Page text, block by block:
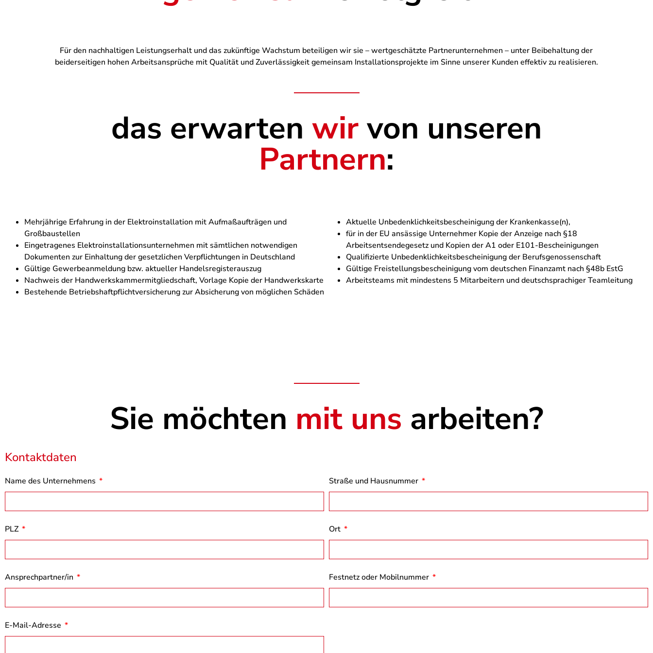
Für den nachhaltigen Leistungserhalt und das zukünftige Wachstum beteiligen wir sie – wertgeschätzte Partnerunternehmen – unter Beibehaltung der
beiderseitigen hohen Arbeitsansprüche mit Qualität und Zuverlässigkeit gemeinsam Installationsprojekte im Sinne unserer Kunden effektiv zu realisieren.
das erwarten wirvon unseren
Partnern:
Mehrjährige Erfahrung in der Elektroinstallation mit Aufmaßaufträgen und
Großbaustellen
Eingetragenes Elektroinstallationsunternehmen mit sämtlichen notwendigen
Dokumenten zur Einhaltung der gesetzlichen Verpflichtungen in Deutschland
Gültige Gewerbeanmeldung bzw. aktueller Handelsregisterauszug
Nachweis der Handwerkskammermitgliedschaft, Vorlage Kopie der Handwerkskarte
Bestehende Betriebshaftpflichtversicherung zur Absicherung von möglichen Schäden
Aktuelle Unbedenklichkeitsbescheinigung der Krankenkasse(n),
für in der EU ansässige Unternehmer Kopie der Anzeige nach §18
Arbeitsentsendegesetz und Kopien der A1 oder E101-Bescheinigungen
Qualifizierte Unbedenklichkeitsbescheinigung der Berufsgenossenschaft
Gültige Freistellungsbescheinigung vom deutschen Finanzamt nach §48b EstG
Arbeitsteams mit mindestens 5 Mitarbeitern und deutschsprachiger Teamleitung
Sie möchten mit uns arbeiten?
Kontaktdaten
Name des Unternehmens Straße und Hausnummer
PLZ Ort
Ansprechpartner/in Festnetz oder Mobilnummer
E-Mail-Adresse